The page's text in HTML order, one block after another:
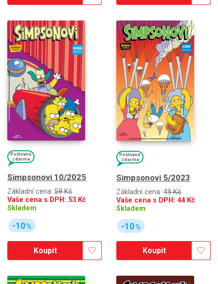
Poštovné
zdarma
Simpsonovi 10/2025
Základní cena: 59 Kč
Vaše cena s DPH: 53 Kč
Skladem
-10%
Koupit
Poštovné
zdarma
Simpsonovi 5/2023
Základní cena: 49 Kč
Vaše cena s DPH: 44Kč
Skladem
-10%
Koupit